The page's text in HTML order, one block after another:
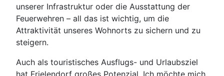
unserer Infrastruktur oder die Ausstattung der
Feuerwehren – all das ist wichtig, um die
Attraktivität unseres Wohnorts zu sichern und zu
steigern.
Auch als touristisches Ausflugs- und Urlaubsziel
hat Frielendorf großes Potenzial. Ich möchte mich